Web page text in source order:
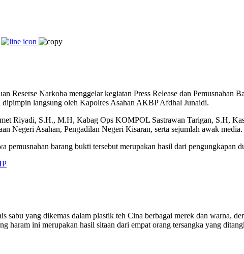
Reserse Narkoba menggelar kegiatan Press Release dan
langsung oleh Kapolres Asahan AKBP Afdhal Junaidi.
Riyadi, S.H., M.H, Kabag Ops KOMPOL Sastrawan Tarigan, S.H,
Negeri Asahan, Pengadilan Negeri Kisaran, serta sejumlah awak media.
pemusnahan barang bukti tersebut merupakan hasil dari pengungkapan
sabu yang dikemas dalam plastik teh Cina berbagai merek dan warna,
haram ini merupakan hasil sitaan dari empat orang tersangka yang